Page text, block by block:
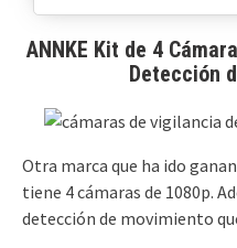
ANNKE Kit de 4
Detección
Otra marca que ha ido
tiene 4 cámaras de 1080p.
detección de movimiento